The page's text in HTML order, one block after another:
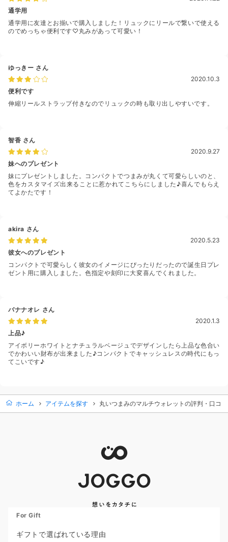
通学用
通学用に友達とお揃いで購入しました！リュックにリールで繋いで使える
のでめっちゃ便利です♡丸みがあって可愛い！
ゆっきー さん
2020.10.3
便利です
伸縮リールストラップ付きなのでリュックの時も取り出しやすいです。
智香 さん
2020.9.27
妹へのプレゼント
妹にプレゼントしました。コンパクトでつまみが丸くて可愛らしいのと、
色をカスタマイズ出来ることに惹かれてこちらにしました♪喜んでもらえ
てよかたです！
akira さん
2020.5.23
彼女へのプレゼント
コンパクトで可愛らしく彼女のイメージにぴったりだったので誕生日プレ
ゼント用に購入しました。色指定や刻印に大変喜んでくれました。
バナナオレ さん
2020.1.3
上品♪
アイボリーホワイトとナチュラルベージュでデザインしたら上品な色合い
でかわいい財布が出来ました♪コンパクトでキャッシュレスの時代にもっ
てこいです♪
ホーム アイテムを探す 丸いつまみのマルチウォレットの評判・口コ
For Gift
ギフトで選ばれている理由